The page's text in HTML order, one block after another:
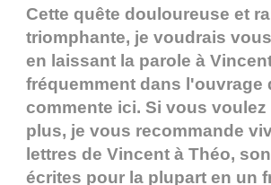
Cette quête douloureuse et
triomphante, je voudrais
en laissant la parole à
fréquemment dans l'ouvrage
commente ici. Si vous
plus, je vous recommande
lettres de Vincent à Théo,
écrites pour la plupart en un